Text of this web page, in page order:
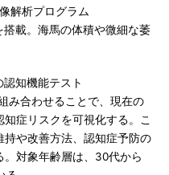
解析プログラム
搭載。海馬の体積や微細な萎
知機能テスト
み合わせることで、現在の
症リスクを可視化する。こ
や改善方法、認知症予防の
対象年齢層は、30代から